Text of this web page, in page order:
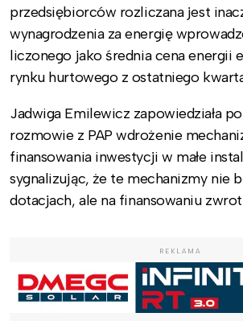
przedsiębiorców rozliczana jest
wynagrodzenia za energię
liczonego jako średnia cena energii
rynku hurtowego z ostatniego
Jadwiga Emilewicz zapowiedziała
rozmowie z PAP wdrożenie
finansowania inwestycji w małe
sygnalizując, że te mechanizmy nie
dotacjach, ale na finansowaniu
REKLAMA